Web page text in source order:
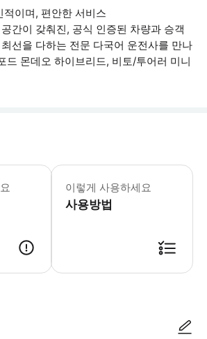
이며, 편안한 서비스
간이 갖춰진, 공식 인증된 차량과 승객
선을 다하는 전문 다국어 운전사를 만나
드 몬데오 하이브리드, 비토/투어러 미니
수하물 허용량: 1인: 위탁 수하물 1개,
이렇게 사용하세요
사용방법